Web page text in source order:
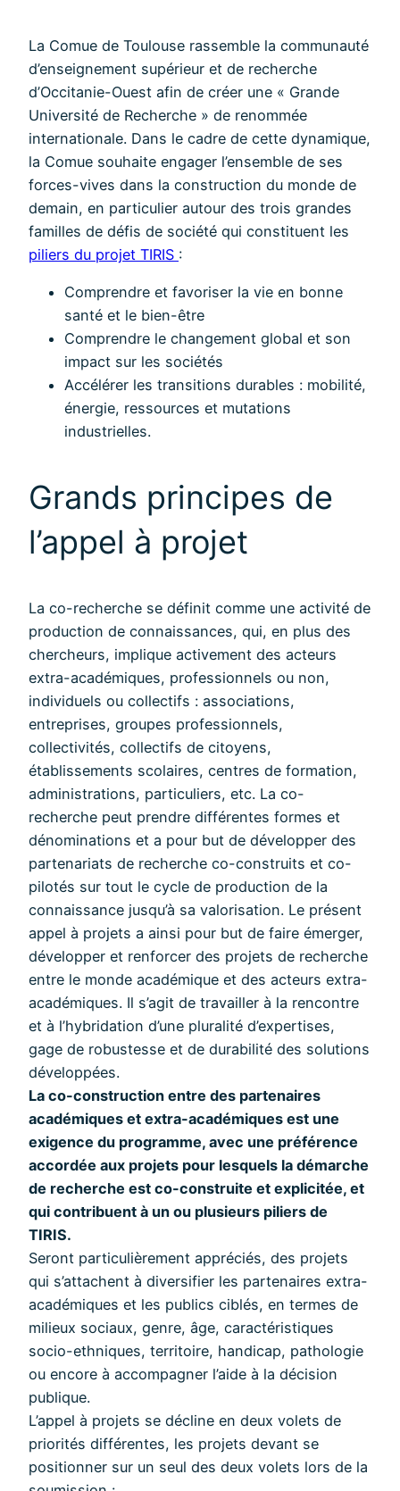
La Comue de Toulouse rassemble la communauté
d’enseignement supérieur et de recherche
d’Occitanie-Ouest afin de créer une « Grande
Université de Recherche » de renommée
internationale. Dans le cadre de cette dynamique,
la Comue souhaite engager l’ensemble de ses
forces-vives dans la construction du monde de
demain, en particulier autour des trois grandes
familles de défis de société qui constituent les
piliers du projet TIRIS :
Comprendre et favoriser la vie en bonne
santé et le bien-être
Comprendre le changement global et son
impact sur les sociétés
Accélérer les transitions durables : mobilité,
énergie, ressources et mutations
industrielles.
Grands principes de
l’appel à projet
La co-recherche se définit comme une activité de
production de connaissances, qui, en plus des
chercheurs, implique activement des acteurs
extra-académiques, professionnels ou non,
individuels ou collectifs : associations,
entreprises, groupes professionnels,
collectivités, collectifs de citoyens,
établissements scolaires, centres de formation,
administrations, particuliers, etc. La co-
recherche peut prendre différentes formes et
dénominations et a pour but de développer des
partenariats de recherche co-construits et co-
pilotés sur tout le cycle de production de la
connaissance jusqu’à sa valorisation. Le présent
appel à projets a ainsi pour but de faire émerger,
développer et renforcer des projets de recherche
entre le monde académique et des acteurs extra-
académiques. Il s’agit de travailler à la rencontre
et à l’hybridation d’une pluralité d’expertises,
gage de robustesse et de durabilité des solutions
développées.
La co-construction entre des partenaires
académiques et extra-académiques est une
exigence du programme, avec une préférence
accordée aux projets pour lesquels la démarche
de recherche est co-construite et explicitée, et
qui contribuent à un ou plusieurs piliers de
TIRIS.
Seront particulièrement appréciés, des projets
qui s’attachent à diversifier les partenaires extra-
académiques et les publics ciblés, en termes de
milieux sociaux, genre, âge, caractéristiques
socio-ethniques, territoire, handicap, pathologie
ou encore à accompagner l’aide à la décision
publique.
L’appel à projets se décline en deux volets de
priorités différentes, les projets devant se
positionner sur un seul des deux volets lors de la